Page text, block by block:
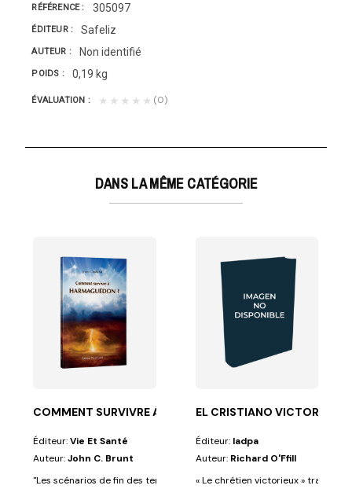
RÉFÉRENCE 305097
ÉDITEUR Safeliz
AUTEUR Non identifié
POIDS 0,19 kg
ÉVALUATION ★★★★★ (0)
DANS LA MÊME CATÉGORIE
de mon...
de la victoire que Jésus a rendue possible pour...
COMMENT SURVIVRE À HARMAGUÉDON ?
Éditeur:Vie Et Santé
Auteur:John C. Brunt
"Les scénarios de fin des temps semblent fleurir un peu partout. À
EL CRISTIANO VICTORIOSO
Éditeur: Iadpa
Auteur: Richard O'Ffill
« Le chrétien victorieux » traite de